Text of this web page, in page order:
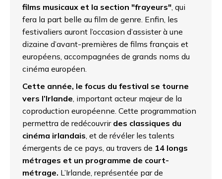
films musicaux et la section "frayeurs" , qui
fera la part belle au film de genre. Enfin, les
festivaliers auront l’occasion d’assister à une
dizaine d’avant-premières de films français et
européens, accompagnées de grands noms du
cinéma européen.
Cette année, le focus du festival se tourne
vers l’Irlande , important acteur majeur de la
coproduction européenne. Cette programmation
permettra de redécouvrir des classiques du
cinéma irlandais , et de révéler les talents
émergents de ce pays, au travers de 14 longs
métrages et un programme de court-
métrage. L’Irlande, représentée par de